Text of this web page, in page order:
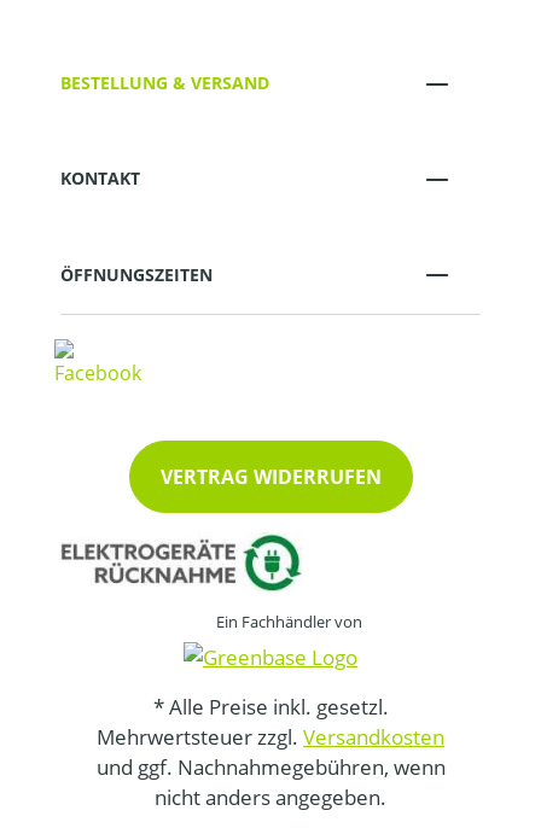
BESTELLUNG & VERSAND
KONTAKT
ÖFFNUNGSZEITEN
VERTRAG WIDERRUFEN
Ein Fachhändler von
* Alle Preise inkl. gesetzl.
Mehrwertsteuer zzgl. Versandkosten
und ggf. Nachnahmegebühren, wenn
nicht anders angegeben.